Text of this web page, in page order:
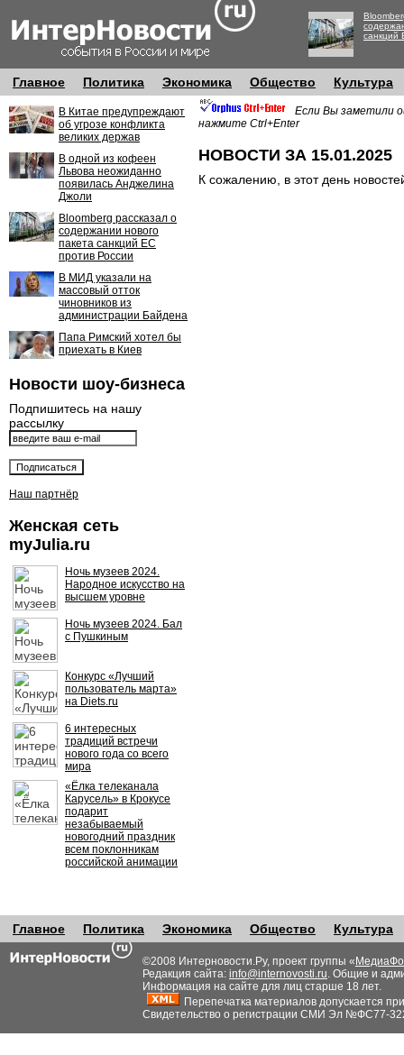
санкций
Главное Политика Экономика Общество Культура
В Китае предупреждают
об угрозе конфликта
великих держав
В одной из кофеен
Львова неожиданно
появилась Анджелина
Джоли
Bloomberg рассказал о
содержании нового
пакета санкций ЕС
против России
В МИД указали на
массовый отток
чиновников из
администрации Байдена
Папа Римский хотел бы
приехать в Киев
Новости шоу-бизнеса
Подпишитесь на нашу
рассылку
Наш партнёр
Женская сеть
myJulia.ru
Ночь музеев 2024.
Народное искусство на
высшем уровне
Ночь музеев 2024. Бал
с Пушкиным
Конкурс «Лучший
пользователь марта»
на Diets.ru
6 интересных
традиций встречи
нового года со всего
мира
«Ёлка телеканала
Карусель» в Крокусе
подарит
незабываемый
новогодний праздник
всем поклонникам
российской анимации
Если Вы заметили
нажмите Ctrl+Enter
НОВОСТИ ЗА 15.01.2025
К сожалению, в этот день
Главное Политика Экономика Общество Культура
©2008 Интерновости.Ру, проект группы «
Редакция сайта: info@internovosti.ru. Общие и
Информация на сайте для лиц старше 18 лет.
Перепечатка материалов допускается
Свидетельство о регистрации СМИ Эл №ФС77-